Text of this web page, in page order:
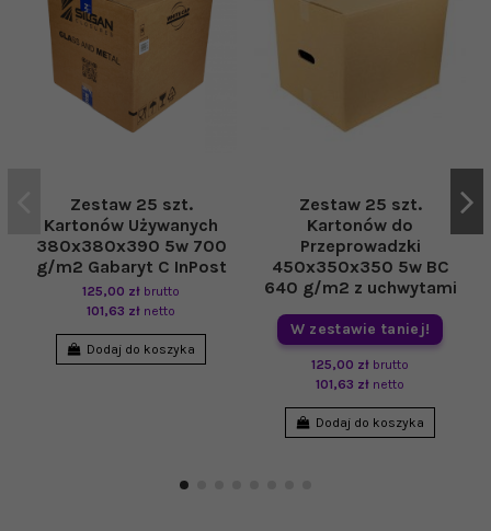
Zestaw 25 szt.
Kartonów Używanych
380x380x390 5w 700
g/m2 Gabaryt C InPost
125,00 zł brutto
101,63 zł netto
Dodaj do koszyka
Zestaw 25 szt.
Kartonów do
Przeprowadzki
450x350x350 5w BC
640 g/m2 z uchwytami
W zestawie taniej!
125,00 zł brutto
101,63 zł netto
Dodaj do koszyka